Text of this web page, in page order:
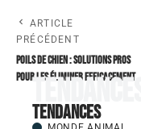
ARTICLE
PRÉCÉDENT
Poils de chien : Solutions pros
pour les éliminer efficacement
Tendances
Tendances